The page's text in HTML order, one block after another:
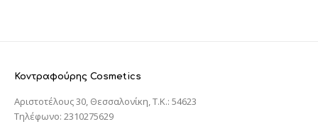
Κοντραφούρης Cosmetics
Αριστοτέλους 30, Θεσσαλονίκη, T.K.: 54623
Τηλέφωνο: 2310275629